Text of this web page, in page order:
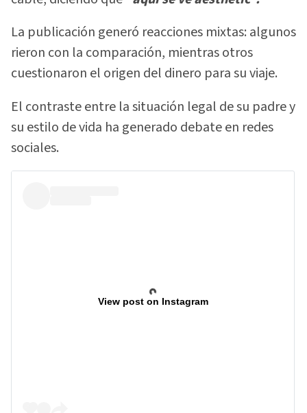
La publicación generó reacciones mixtas: algunos
rieron con la comparación, mientras otros
cuestionaron el origen del dinero para su viaje.
El contraste entre la situación legal de su padre y
su estilo de vida ha generado debate en redes
sociales.
View post on Instagram